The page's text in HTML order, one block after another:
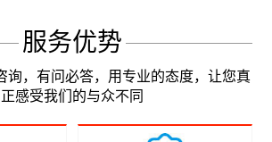
服务优势
询，有问必答，用专业的态度，让您真
正感受我们的与众不同